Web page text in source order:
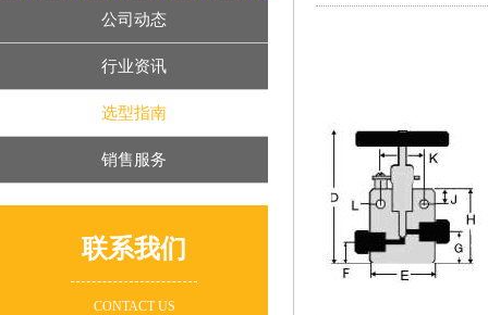
公司动态
行业资讯
选型指南
销售服务
联系我们
CONTACT US